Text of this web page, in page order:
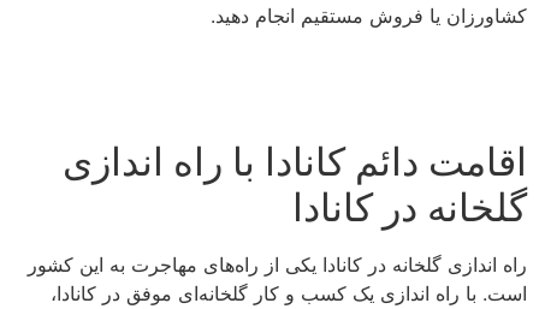
کشاورزان یا فروش مستقیم انجام دهید.
اقامت دائم کانادا با راه اندازی
گلخانه در کانادا
راه اندازی گلخانه در کانادا یکی از راه‌های مهاجرت به این کشور
است. با راه اندازی یک کسب و کار گلخانه‌ای موفق در کانادا،